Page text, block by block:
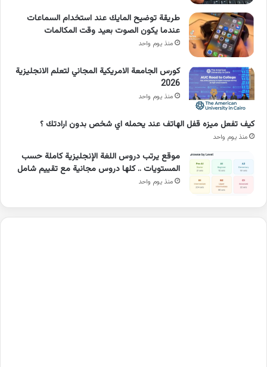
طريقة توضيح المايك عند استخدام السماعات
عندما يكون الصوت بعيد وقت المكالمات
منذ يوم واحد
كورس الجامعة الامريكية المجاني لتعلم الانجليزية
2026
منذ يوم واحد
كيف تفعل ميزه قفل الهاتف عند يحمله اي شخص بدون ارادتك ؟
منذ يوم واحد
موقع يرتب دروس اللغة الإنجليزية كاملة حسب
المستويات .. كلها دروس مجانية مع تقييم شامل
منذ يوم واحد